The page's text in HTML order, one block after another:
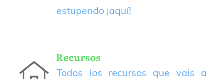
estupendo ¡aquí!
Recursos
Todos los recursos que vais a